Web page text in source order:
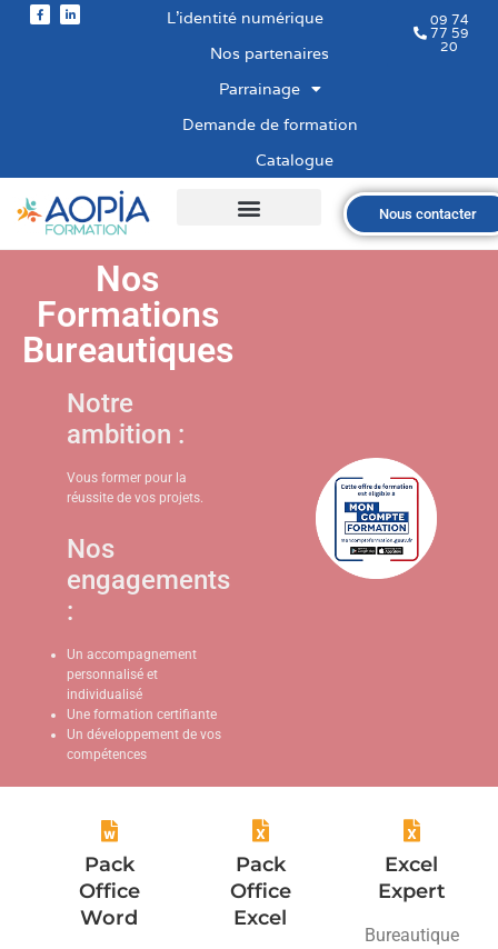
L’identité numérique
Nos partenaires
Parrainage
Demande de formation
Catalogue
09 74
77 59
20
Nous contacter
Nos
Formations
Bureautiques
Notre
ambition :
Vous former pour la
réussite de vos projets.
Nos
engagements
:
Un accompagnement
personnalisé et
individualisé
Une formation certifiante
Un développement de vos
compétences
Pack
Office
Word
Pack
Office
Excel
Excel
Expert
Bureautique